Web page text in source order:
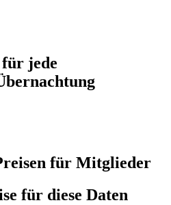
jede
für Mitglieder
für diese Daten